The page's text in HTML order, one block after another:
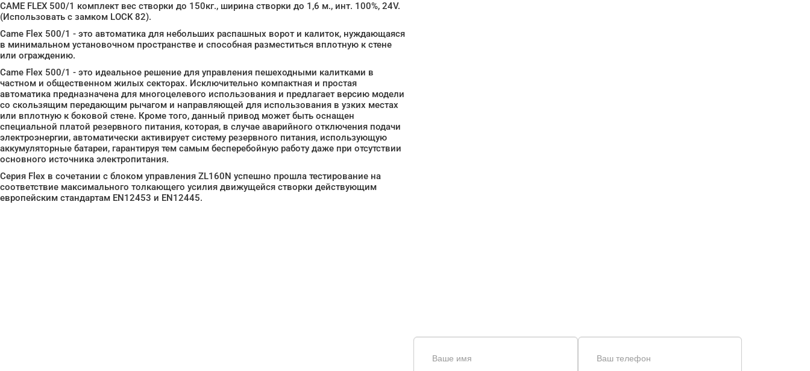
CAME FLEX 500/1 комплект вес створки до 150кг., ширина створки до 1,6 м., инт. 100%, 24V.
(Использовать с замком LOCK 82).
Came Flex 500/1 - это автоматика для небольших распашных ворот и калиток, нуждающаяся
в минимальном установочном пространстве и способная разместиться вплотную к стене
или ограждению.
Came Flex 500/1 - это идеальное решение для управления пешеходными калитками в
частном и общественном жилых секторах. Исключительно компактная и простая
автоматика предназначена для многоцелевого использования и предлагает версию модели
со скользящим передающим рычагом и направляющей для использования в узких местах
или вплотную к боковой стене. Кроме того, данный привод может быть оснащен
специальной платой резервного питания, которая, в случае аварийного отключения подачи
электроэнергии, автоматически активирует систему резервного питания, использующую
аккумуляторные батареи, гарантируя тем самым бесперебойную работу даже при отсутствии
основного источника электропитания.
Серия Flex в сочетании с блоком управления ZL160N успешно прошла тестирование на
соответствие максимального толкающего усилия движущейся створки действующим
европейским стандартам EN12453 и EN12445.